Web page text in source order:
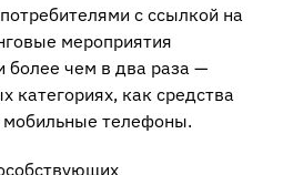
с ссылкой на
мероприятия
более чем в два раза —
категориях, как средства
телефоны.